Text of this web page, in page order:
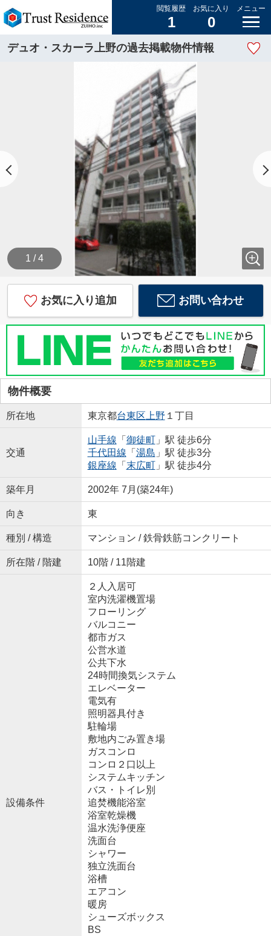
閲覧履歴
1
お気に入り
0
メニュー
デュオ・スカーラ上野の過去掲載物件情報
1 / 4
お気に入り追加 お問い合わせ
物件概要
所在地 東京都台東区 上野 １丁目
交通
山手線 「 御徒町」駅 徒歩6分
千代田線 「 湯島 」駅 徒歩3分
銀座線 「 末広町」駅 徒歩4分
築年月 2002年 7月(築24年)
向き 東
種別 / 構造 マンション / 鉄骨鉄筋コンクリート
所在階 / 階建 10階 / 11階建
設備条件
２人入居可
室内洗濯機置場
フローリング
バルコニー
都市ガス
公営水道
公共下水
24時間換気システム
エレベーター
電気有
照明器具付き
駐輪場
敷地内ごみ置き場
ガスコンロ
コンロ２口以上
システムキッチン
バス・トイレ別
追焚機能浴室
浴室乾燥機
温水洗浄便座
洗面台
シャワー
独立洗面台
浴槽
エアコン
暖房
シューズボックス
BS